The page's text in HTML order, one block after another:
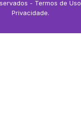
- Termos de Uso
Privacidade.